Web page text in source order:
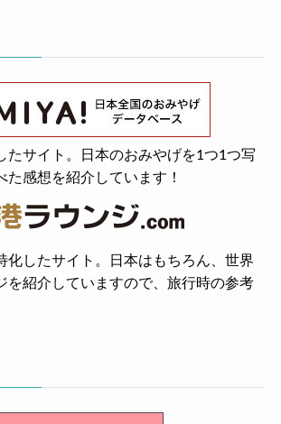
たサイト。日本のおみやげを1つ1つ写
た感想を紹介しています！
化したサイト。日本はもちろん、世界
を紹介していますので、旅行時の参考